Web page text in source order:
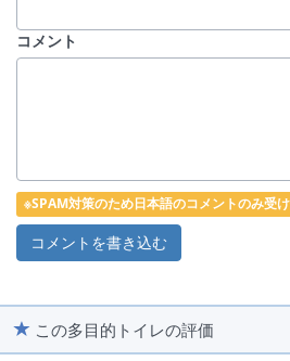
コメント
※SPAM対策のため日本語のコメントのみ受
この多目的トイレの評価